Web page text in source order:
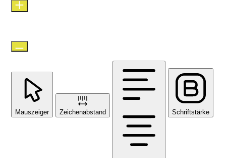
Mauszeiger Zeichenabstand Schriftstärke